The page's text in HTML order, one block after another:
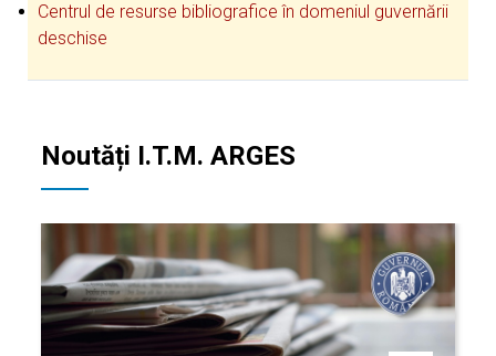
Centrul de resurse bibliografice în domeniul guvernării
deschise
Noutăți I.T.M. ARGES